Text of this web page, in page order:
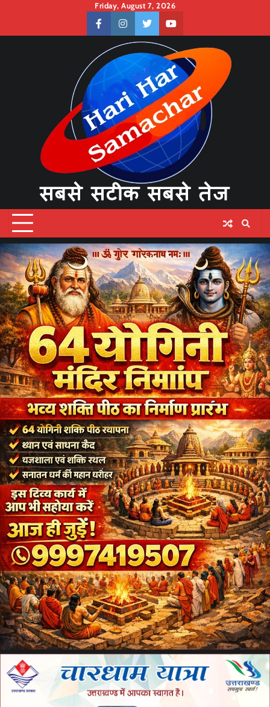
content
Friday, August 7, 2026
facebookinstagramtwitteryoutube